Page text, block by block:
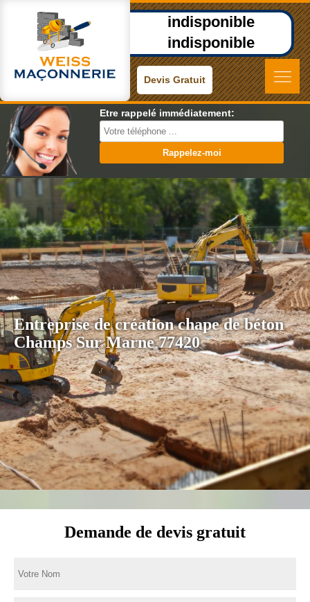
indisponible
indisponible
Devis Gratuit
Etre rappelé immédiatement:
Entreprise de création chape de béton
Champs Sur Marne 77420
Demande de devis gratuit